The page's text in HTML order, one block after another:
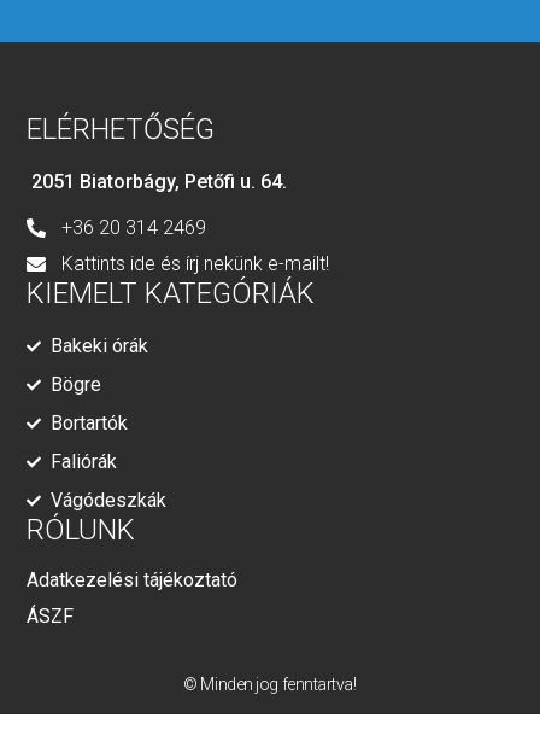
ELÉRHETŐSÉG
2051 Biatorbágy, Petőfi u. 64.
+36 20 314 2469
Kattints ide és írj nekünk e-mailt!
KIEMELT KATEGÓRIÁK
Bakeki órák
Bögre
Bortartók
Faliórák
Vágódeszkák
RÓLUNK
Adatkezelési tájékoztató
ÁSZF
© Minden jog fenntartva!